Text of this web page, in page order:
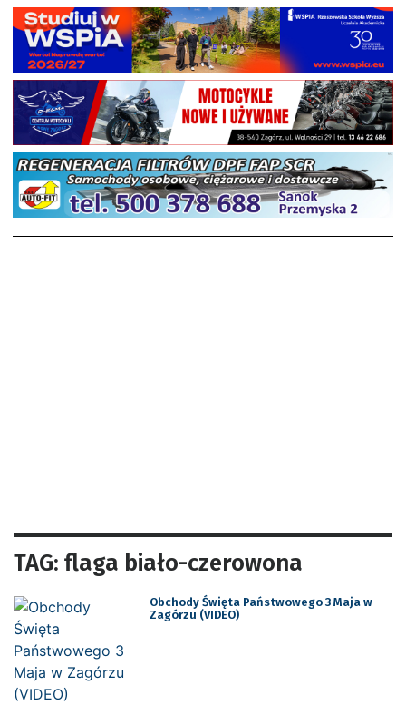
TAG: flaga biało-czerowona
Obchody Święta Państwowego 3 Maja w
Zagórzu (VIDEO)